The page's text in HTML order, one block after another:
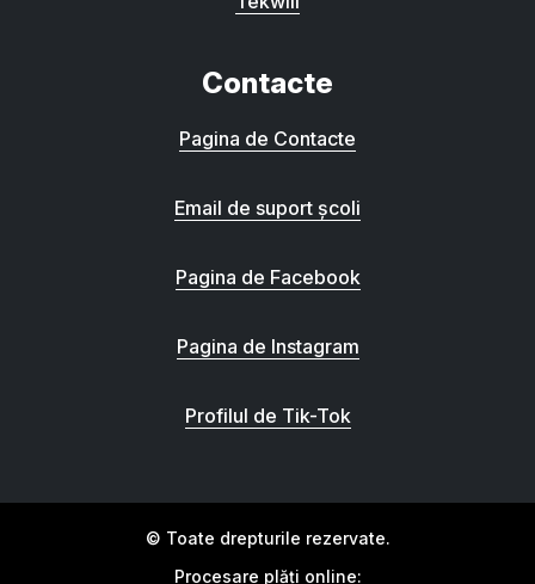
Contacte
Pagina de Contacte
Email de suport școli
Pagina de Facebook
Pagina de Instagram
Profilul de Tik-Tok
© Toate drepturile rezervate.
Procesare plăți online: